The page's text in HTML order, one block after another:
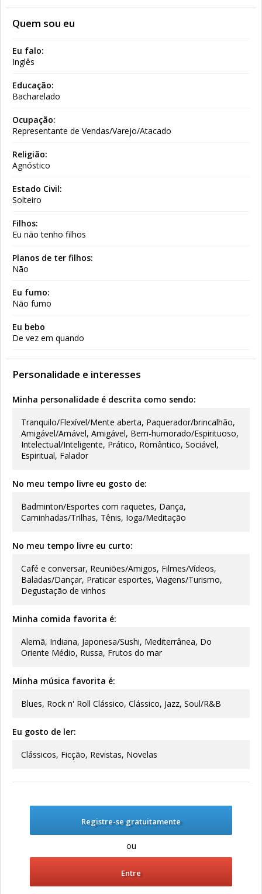
Quem sou eu
Eu falo:
Inglês
Educação:
Bacharelado
Ocupação:
Representante de Vendas/Varejo/Atacado
Religião:
Agnóstico
Estado Civil:
Solteiro
Filhos:
Eu não tenho filhos
Planos de ter filhos:
Não
Eu fumo:
Não fumo
Eu bebo
De vez em quando
Personalidade e interesses
Minha personalidade é descrita como sendo:
Tranquilo/Flexível/Mente aberta, Paquerador/brincalhão,
Amigável/Amável, Amigável, Bem-humorado/Espirituoso,
Intelectual/Inteligente, Prático, Romântico, Sociável,
Espiritual, Falador
No meu tempo livre eu gosto de:
Badminton/Esportes com raquetes, Dança,
Caminhadas/Trilhas, Tênis, Ioga/Meditação
No meu tempo livre eu curto:
Café e conversar, Reuniões/Amigos, Filmes/Vídeos,
Baladas/Dançar, Praticar esportes, Viagens/Turismo,
Degustação de vinhos
Minha comida favorita é:
Alemã, Indiana, Japonesa/Sushi, Mediterrânea, Do
Oriente Médio, Russa, Frutos do mar
Minha música favorita é:
Blues, Rock n' Roll Clássico, Clássico, Jazz, Soul/R&B
Eu gosto de ler:
Clássicos, Ficção, Revistas, Novelas
Registre-se gratuitamente
ou
Entre